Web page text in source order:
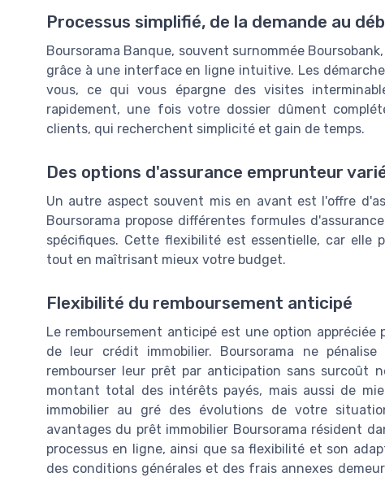
Processus simplifié, de la demande au
Boursorama Banque, souvent surnommée
grâce à une interface en ligne intuitive. Les
vous, ce qui vous épargne des visites
rapidement, une fois votre dossier dûment
clients, qui recherchent simplicité et gain de temps.
Des options d'assurance emprunteur
Un autre aspect souvent mis en avant est l'offre
Boursorama propose différentes formules
spécifiques. Cette flexibilité est essentielle, car elle
tout en maîtrisant mieux votre budget.
Flexibilité du remboursement anticipé
Le remboursement anticipé est une option
de leur crédit immobilier. Boursorama ne
rembourser leur prêt par anticipation sans surcoût
montant total des intérêts payés, mais aussi de
immobilier au gré des évolutions de votre
avantages du prêt immobilier Boursorama résident
processus en ligne, ainsi que sa flexibilité et son
des conditions générales et des frais annexes